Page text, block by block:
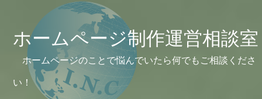
ホームページ制作運営相談室
ホームページのことで悩んでいたら何でもご相談くださ
い！